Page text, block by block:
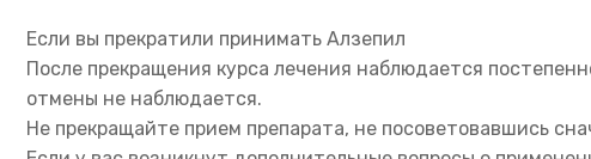
Если вы прекратили принимать Алзепил
После прекращения курса лечения наблюдается
отмены не наблюдается.
Не прекращайте прием препарата, не посоветовавшись